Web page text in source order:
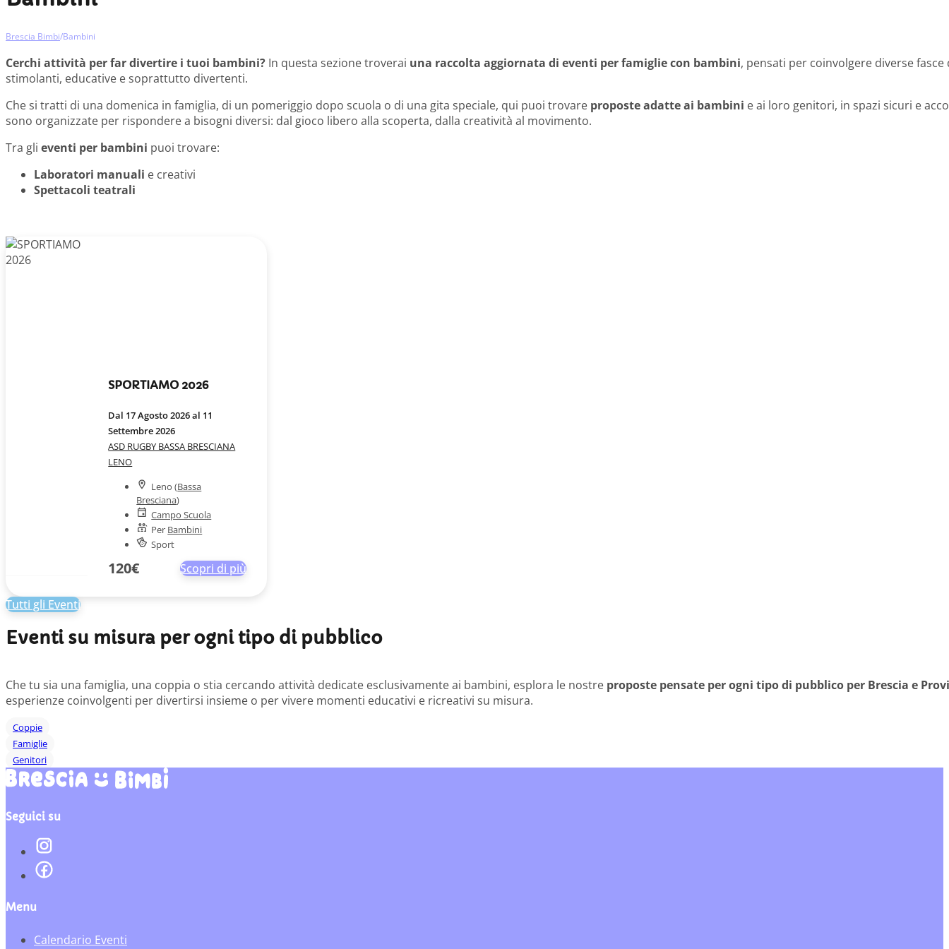
Brescia Bimbi/Bambini
Cerchi attività per far divertire i tuoi bambini? In questa sezione troverai una raccolta aggiornata di eventi per famiglie con bambini, pensati per coinvolgere diverse fasce
stimolanti, educative e soprattutto divertenti.
Che si tratti di una domenica in famiglia, di un pomeriggio dopo scuola o di una gita speciale, qui puoi trovare proposte adatte ai bambini e ai loro genitori, in spazi sicuri e
sono organizzate per rispondere a bisogni diversi: dal gioco libero alla scoperta, dalla creatività al movimento.
Tra gli eventi per bambini puoi trovare:
Laboratori manuali e creativi
Spettacoli teatrali
SPORTIAMO 2026
Dal 17 Agosto 2026 al 11
Settembre 2026
ASD RUGBY BASSA BRESCIANA
LENO
Leno (Bassa
Bresciana)
Campo Scuola
Per Bambini
Sport
120€ Scopri di più
Tutti gli Eventi
Eventi su misura per ogni tipo di pubblico
Che tu sia una famiglia, una coppia o stia cercando attività dedicate esclusivamente ai bambini, esplora le nostre proposte pensate per ogni tipo di pubblico per Brescia e
esperienze coinvolgenti per divertirsi insieme o per vivere momenti educativi e ricreativi su misura.
Coppie
Famiglie
Genitori
Seguici su
Menu
Calendario Eventi